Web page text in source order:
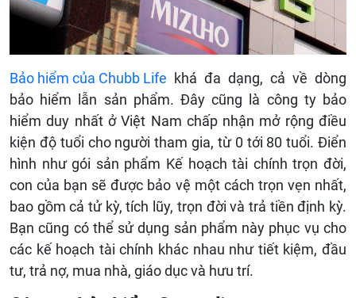
Bảo hiểm của Chubb Life khá đa dạng, cả về dòng
bảo hiểm lẫn sản phẩm. Đây cũng là công ty bảo
hiểm duy nhất ở Việt Nam chấp nhận mở rộng điều
kiện độ tuổi cho người tham gia, từ 0 tới 80 tuổi. Điển
hình như gói sản phẩm Kế hoạch tài chính trọn đời,
con của bạn sẽ được bảo vệ một cách trọn vẹn nhất,
bao gồm cả tử kỳ, tích lũy, trọn đời và trả tiền định kỳ.
Bạn cũng có thể sử dụng sản phẩm này phục vụ cho
các kế hoạch tài chính khác nhau như tiết kiệm, đầu
tư, trả nợ, mua nhà, giáo dục và hưu trí.